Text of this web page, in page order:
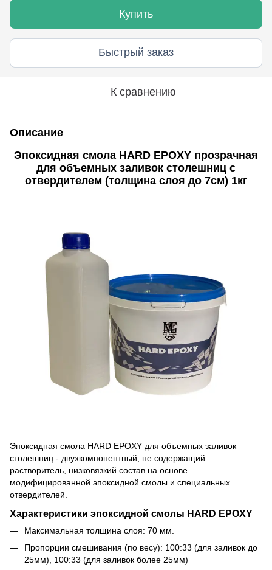
Купить
Быстрый заказ
К сравнению
Описание
Эпоксидная смола HARD EPOXY прозрачная
для объемных заливок столешниц с
отвердителем (толщина слоя до 7см) 1кг
Эпоксидная смола HARD EPOXY для объемных заливок
столешниц - двухкомпонентный, не содержащий
растворитель, низковязкий состав на основе
модифицированной эпоксидной смолы и специальных
отвердителей.
Характеристики эпоксидной смолы HARD EPOXY
Максимальная толщина слоя: 70 мм.
Пропорции смешивания (по весу): 100:33 (для заливок до
25мм), 100:33 (для заливок более 25мм)